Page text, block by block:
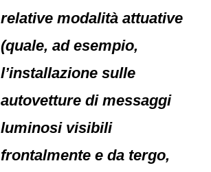
relative modalità attuative
(quale, ad esempio,
l’installazione sulle
autovetture di messaggi
luminosi visibili
frontalmente e da tergo,